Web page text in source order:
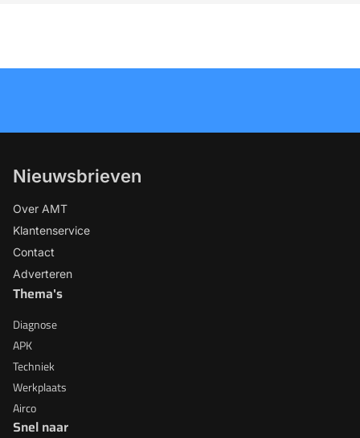
Nieuwsbrieven
Over AMT
Klantenservice
Contact
Adverteren
Thema's
Diagnose
APK
Techniek
Werkplaats
Airco
Snel naar